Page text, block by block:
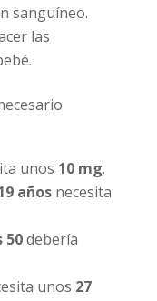
sanguíneo.
las
unos 10 mg.
añosnecesita
50debería
unos 27